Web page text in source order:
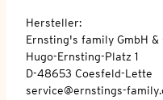
Hersteller:
Ernsting's family GmbH &
Hugo-Ernsting-Platz 1
D-48653 Coesfeld-Lette
service@ernstings-